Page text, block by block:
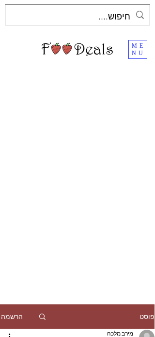
ME
NU
פוסט הרשמה
מירב מלכה